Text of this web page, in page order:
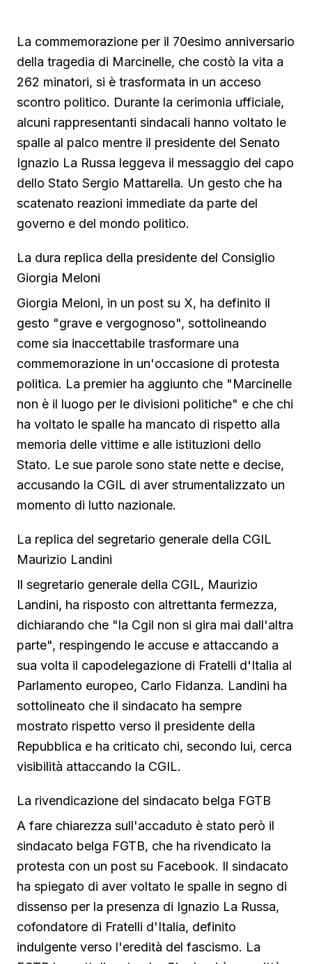
La commemorazione per il 70esimo anniversario
della tragedia di Marcinelle, che costò la vita a
262 minatori, si è trasformata in un acceso
scontro politico. Durante la cerimonia ufficiale,
alcuni rappresentanti sindacali hanno voltato le
spalle al palco mentre il presidente del Senato
Ignazio La Russa leggeva il messaggio del capo
dello Stato Sergio Mattarella. Un gesto che ha
scatenato reazioni immediate da parte del
governo e del mondo politico.
La dura replica della presidente del Consiglio
Giorgia Meloni
Giorgia Meloni, in un post su X, ha definito il
gesto "grave e vergognoso", sottolineando
come sia inaccettabile trasformare una
commemorazione in un'occasione di protesta
politica. La premier ha aggiunto che "Marcinelle
non è il luogo per le divisioni politiche" e che chi
ha voltato le spalle ha mancato di rispetto alla
memoria delle vittime e alle istituzioni dello
Stato. Le sue parole sono state nette e decise,
accusando la CGIL di aver strumentalizzato un
momento di lutto nazionale.
La replica del segretario generale della CGIL
Maurizio Landini
Il segretario generale della CGIL, Maurizio
Landini, ha risposto con altrettanta fermezza,
dichiarando che "la Cgil non si gira mai dall'altra
parte", respingendo le accuse e attaccando a
sua volta il capodelegazione di Fratelli d'Italia al
Parlamento europeo, Carlo Fidanza. Landini ha
sottolineato che il sindacato ha sempre
mostrato rispetto verso il presidente della
Repubblica e ha criticato chi, secondo lui, cerca
visibilità attaccando la CGIL.
La rivendicazione del sindacato belga FGTB
A fare chiarezza sull'accaduto è stato però il
sindacato belga FGTB, che ha rivendicato la
protesta con un post su Facebook. Il sindacato
ha spiegato di aver voltato le spalle in segno di
dissenso per la presenza di Ignazio La Russa,
cofondatore di Fratelli d'Italia, definito
indulgente verso l'eredità del fascismo. La